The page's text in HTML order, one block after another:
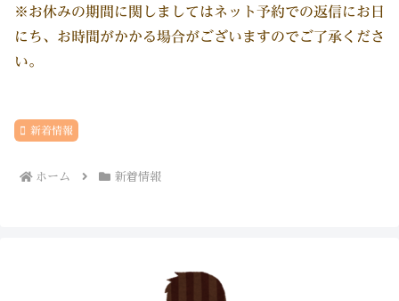
※お休みの期間に関しましてはネット予約での返信にお日
にち、お時間がかかる場合がございますのでご了承くださ
い。
新着情報
ホーム 新着情報